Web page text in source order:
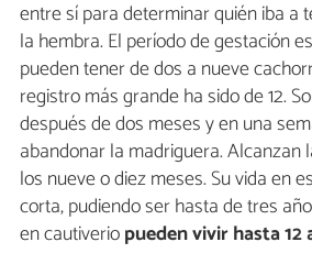
entre sí para determinar quién iba a
la hembra. El período de gestación
pueden tener de dos a nueve
registro más grande ha sido de 12.
después de dos meses y en una
abandonar la madriguera. Alcanzan
los nueve o diez meses. Su vida en
corta, pudiendo ser hasta de tres
en cautiveriopueden vivir hasta 12